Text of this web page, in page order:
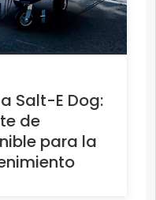
Salt-E Dog:
de
para la